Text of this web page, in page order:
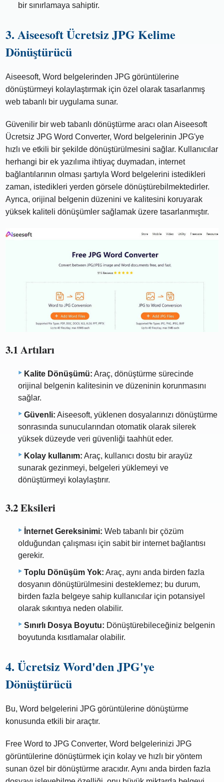
bir sınırlamaya sahiptir.
3. Aiseesoft Ücretsiz JPG Kelime
Dönüştürücü
Aiseesoft, Word belgelerinden JPG görüntülerine
dönüştürmeyi kolaylaştırmak için özel olarak tasarlanmış
web tabanlı bir uygulama sunar.
Güvenilir bir web tabanlı dönüştürme aracı olan Aiseesoft
Ücretsiz JPG Word Converter, Word belgelerinin JPG'ye
hızlı ve etkili bir şekilde dönüştürülmesini sağlar. Kullanıcılar
herhangi bir ek yazılıma ihtiyaç duymadan, internet
bağlantılarının olması şartıyla Word belgelerini istedikleri
zaman, istedikleri yerden görsele dönüştürebilmektedirler.
Ayrıca, orijinal belgenin düzenini ve kalitesini koruyarak
yüksek kaliteli dönüşümler sağlamak üzere tasarlanmıştır.
3.1 Artıları
Kalite Dönüşümü: Araç, dönüştürme sürecinde
orijinal belgenin kalitesinin ve düzeninin korunmasını
sağlar.
Güvenli: Aiseesoft, yüklenen dosyalarınızı dönüştürme
sonrasında sunucularından otomatik olarak silerek
yüksek düzeyde veri güvenliği taahhüt eder.
Kolay kullanım: Araç, kullanıcı dostu bir arayüz
sunarak gezinmeyi, belgeleri yüklemeyi ve
dönüştürmeyi kolaylaştırır.
3.2 Eksileri
İnternet Gereksinimi: Web tabanlı bir çözüm
olduğundan çalışması için sabit bir internet bağlantısı
gerekir.
Toplu Dönüşüm Yok: Araç, aynı anda birden fazla
dosyanın dönüştürülmesini desteklemez; bu durum,
birden fazla belgeye sahip kullanıcılar için potansiyel
olarak sıkıntıya neden olabilir.
Sınırlı Dosya Boyutu: Dönüştürebileceğiniz belgenin
boyutunda kısıtlamalar olabilir.
4. Ücretsiz Word'den JPG'ye
Dönüştürücü
Bu, Word belgelerini JPG görüntülerine dönüştürme
konusunda etkili bir araçtır.
Free Word to JPG Converter, Word belgelerinizi JPG
görüntülerine dönüştürmek için kolay ve hızlı bir yöntem
sunan özel bir dönüştürme aracıdır. Aynı anda birden fazla